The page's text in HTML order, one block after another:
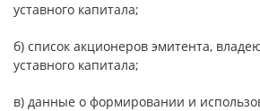
уставного капитала;
б) список акционеров эмитента,
уставного капитала;
в) данные о формировании и